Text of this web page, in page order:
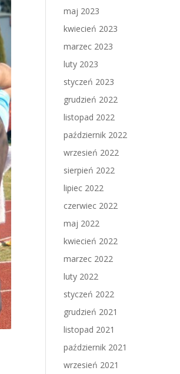
maj 2023
kwiecień 2023
marzec 2023
luty 2023
styczeń 2023
grudzień 2022
listopad 2022
październik 2022
wrzesień 2022
sierpień 2022
lipiec 2022
czerwiec 2022
maj 2022
kwiecień 2022
marzec 2022
luty 2022
styczeń 2022
grudzień 2021
listopad 2021
październik 2021
wrzesień 2021